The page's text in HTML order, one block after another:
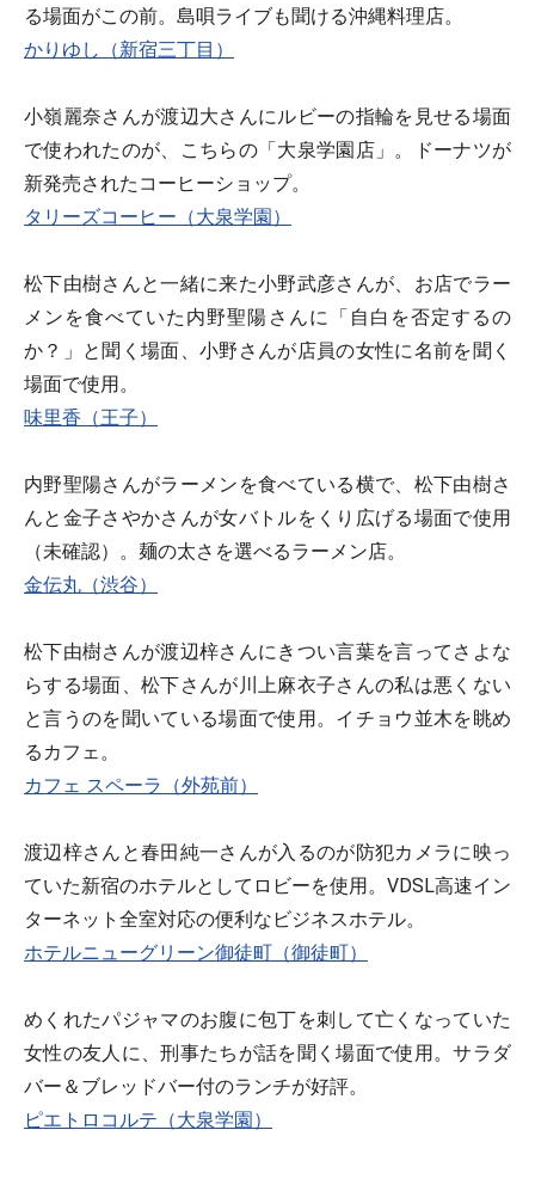
る場面がこの前。島唄ライブも聞ける沖縄料理店。
かりゆし（新宿三丁目）
小嶺麗奈さんが渡辺大さんにルビーの指輪を見せる場面
で使われたのが、こちらの「大泉学園店」。ドーナツが
新発売されたコーヒーショップ。
タリーズコーヒー（大泉学園）
松下由樹さんと一緒に来た小野武彦さんが、お店でラー
メンを食べていた内野聖陽さんに「自白を否定するの
か？」と聞く場面、小野さんが店員の女性に名前を聞く
場面で使用。
味里香（王子）
内野聖陽さんがラーメンを食べている横で、松下由樹さ
んと金子さやかさんが女バトルをくり広げる場面で使用
（未確認）。麺の太さを選べるラーメン店。
金伝丸（渋谷）
松下由樹さんが渡辺梓さんにきつい言葉を言ってさよな
らする場面、松下さんが川上麻衣子さんの私は悪くない
と言うのを聞いている場面で使用。イチョウ並木を眺め
るカフェ。
カフェ スペーラ（外苑前）
渡辺梓さんと春田純一さんが入るのが防犯カメラに映っ
ていた新宿のホテルとしてロビーを使用。VDSL高速イン
ターネット全室対応の便利なビジネスホテル。
ホテルニューグリーン御徒町（御徒町）
めくれたパジャマのお腹に包丁を刺して亡くなっていた
女性の友人に、刑事たちが話を聞く場面で使用。サラダ
バー＆ブレッドバー付のランチが好評。
ピエトロコルテ（大泉学園）